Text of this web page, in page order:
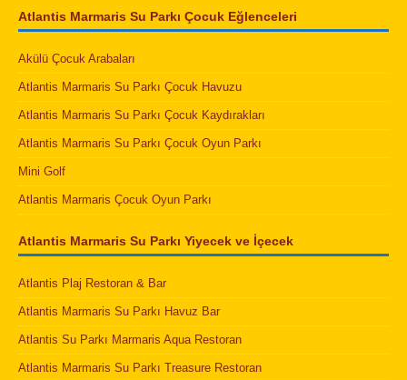
Atlantis Marmaris Su Parkı Çocuk Eğlenceleri
Akülü Çocuk Arabaları
Atlantis Marmaris Su Parkı Çocuk Havuzu
Atlantis Marmaris Su Parkı Çocuk Kaydırakları
Atlantis Marmaris Su Parkı Çocuk Oyun Parkı
Mini Golf
Atlantis Marmaris Çocuk Oyun Parkı
Atlantis Marmaris Su Parkı Yiyecek ve İçecek
Atlantis Plaj Restoran & Bar
Atlantis Marmaris Su Parkı Havuz Bar
Atlantis Su Parkı Marmaris Aqua Restoran
Atlantis Marmaris Su Parkı Treasure Restoran